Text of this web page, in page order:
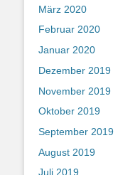
März 2020
Februar 2020
Januar 2020
Dezember 2019
November 2019
Oktober 2019
September 2019
August 2019
Juli 2019